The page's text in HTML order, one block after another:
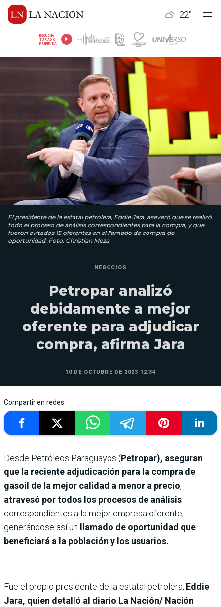
22°
ESCUCHÁ
TU RADIO
PREFERIDA
El presidente de la estatal petrolera, Eddie Jara, aseveró que se realizó
todo el proceso de análisis correspondientes para la compra, y que
fueron evitados 15 oferentes en el llamado de compra de
oportunidad. Foto: Christian Meza
NEGOCIOS
Petropar analizó
debidamente a mejor
oferente para adjudicar
compra, afirma Jara
10 DE OCTUBRE DE 2023 12:34
Compartir en redes
Desde Petróleos Paraguayos (Petropar), aseguran
que la reciente adjudicación para la compra de
gasoil de la mejor calidad a menor a precio,
atravesó por todos los procesos de análisis
correspondientes a la mejor empresa oferente,
generándose así un llamado de oportunidad que
beneficiará a la población y los usuarios.
Fue el propio presidente de la estatal petrolera, Eddie
Jara, quien detalló al diario La Nación/ Nación